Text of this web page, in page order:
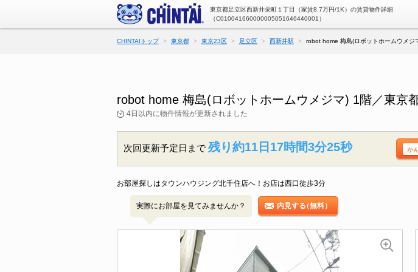
東京都足立区西新井栄町１丁目（家賃8.7万円/1K）の賃貸物件詳細
（C010041660000005051646440001）
CHINTAIトップ 東京都 東京23区 足立区 西新井駅 robot home 梅島(ロボットホームウメジ
robot home 梅島(ロボットホームウメジマ) 1階／東京
4日以内に物件情報が更新されました
次回更新予定日まで 残り約11日17時間3分24秒 か
お部屋探しはタウンハウジング北千住店へ！お店は西口徒歩3分
実際にお部屋を見てみませんか？ 内見する（無料）